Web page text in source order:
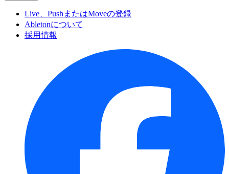
Live、PushまたはMoveの登録
Abletonについて
採用情報